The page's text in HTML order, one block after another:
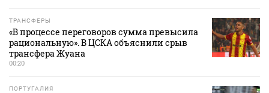
ТРАНСФЕРЫ
«В процессе переговоров сумма превысила
рациональную». В ЦСКА объяснили срыв
трансфера Жуана
00:20
ПОРТУГАЛИЯ